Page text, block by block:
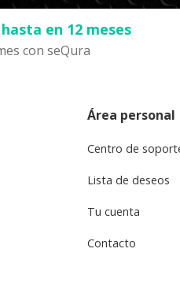
en 12 meses
con seQura
Área personal
Centro de
Lista de deseos
Tu cuenta
Contacto